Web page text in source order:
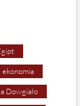
ekonomia
Dowgiało